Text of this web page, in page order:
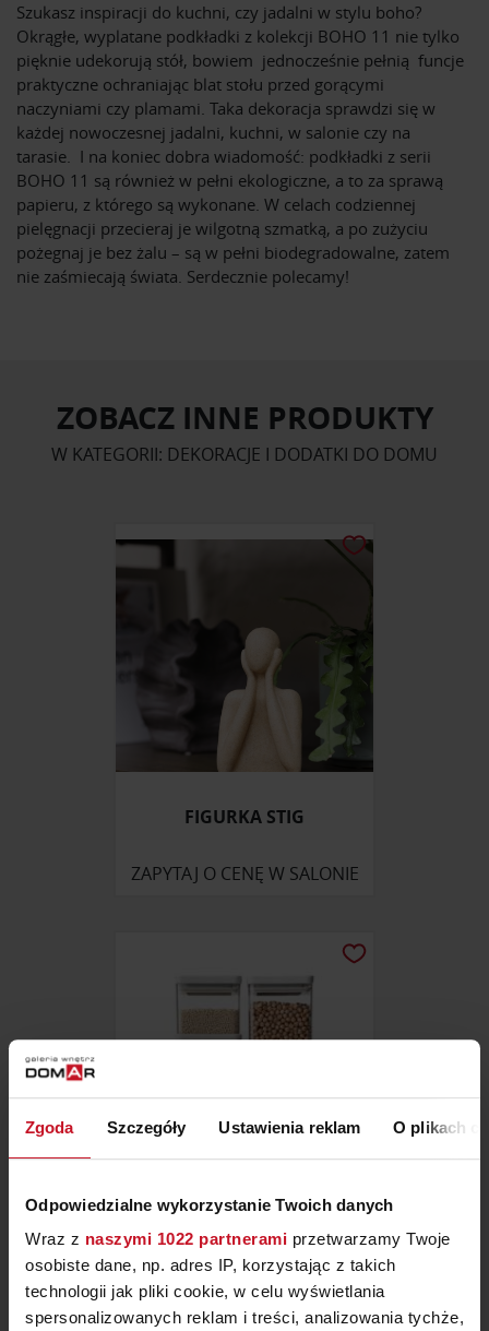
Zgoda Szczegóły Ustawienia reklam O plikach
Odpowiedzialne wykorzystanie Twoich danych
Wraz z naszymi 1022 partnerami przetwarzamy Twoje
osobiste dane, np. adres IP, korzystając z takich
technologii jak pliki cookie, w celu wyświetlania
spersonalizowanych reklam i treści, analizowania tychże,
Szukasz inspiracji do kuchni, czy jadalni w stylu boho?
Okrągłe, wyplatane podkładki z kolekcji BOHO 11 nie tylko
pięknie udekorują stół, bowiem jednocześnie pełnią funcje
praktyczne ochraniając blat stołu przed gorącymi
naczyniami czy plamami. Taka dekoracja sprawdzi się w
każdej nowoczesnej jadalni, kuchni, w salonie czy na
tarasie. I na koniec dobra wiadomość: podkładki z serii
BOHO 11 są również w pełni ekologiczne, a to za sprawą
papieru, z którego są wykonane. W celach codziennej
pielęgnacji przecieraj je wilgotną szmatką, a po zużyciu
pożegnaj je bez żalu – są w pełni biodegradowalne, zatem
nie zaśmiecają świata. Serdecznie polecamy!
ZOBACZ INNE PRODUKTY
W KATEGORII: DEKORACJE I DODATKI DO DOMU
FIGURKA STIG
ZAPYTAJ O CENĘ W SALONIE
TASTY BRABANTIA
ZAPYTAJ O CENĘ W SALONIE